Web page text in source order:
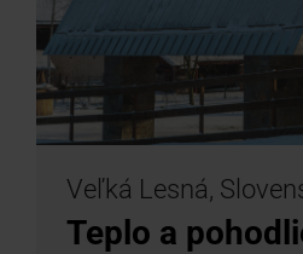
Veľká Lesná,
Teplo a